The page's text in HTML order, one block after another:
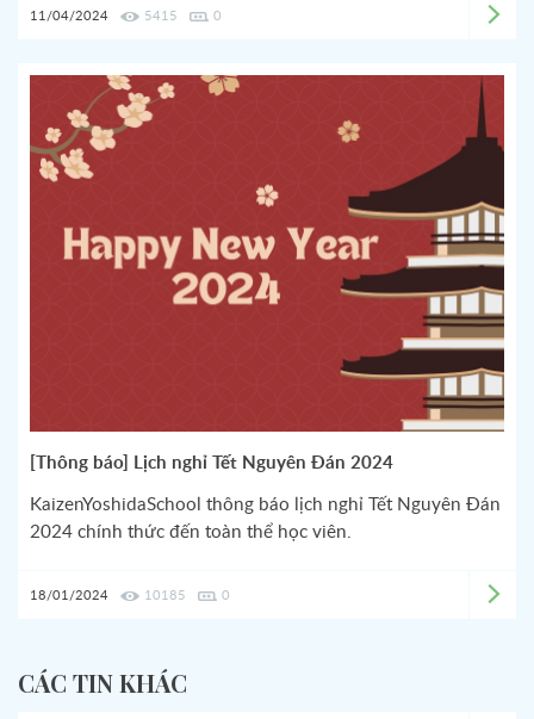
11/04/2024 5415 0
[Thông báo] Lịch nghỉ Tết Nguyên Đán 2024
KaizenYoshidaSchool thông báo lịch nghỉ Tết Nguyên Đán
2024 chính thức đến toàn thể học viên.
18/01/2024 10185 0
CÁC TIN KHÁC